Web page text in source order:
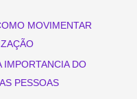
MOVIMENTAR
IMPORTANCIA DO
PESSOAS